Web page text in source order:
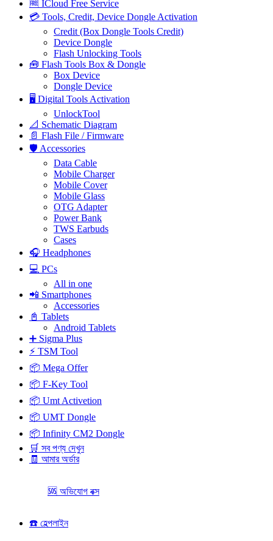
🆓 ICloud Free Service
💳 Tools, Credit, Device Dongle Activation
Credit (Box Dongle Tools Credit)
Device Dongle
Flash Unlocking Tools
🧰 Flash Tools Box & Dongle
Box Device
Dongle Device
🖥️ Digital Tools Activation
UnlockTool
📐 Schematic Diagram
📄 Flash File / Firmware
🛡️ Accessories
Data Cable
Mobile Charger
Mobile Cover
Mobile Glass
OTG Adapter
Power Bank
TWS Earbuds
Cases
🎧 Headphones
💻 PCs
All in one
📲 Smartphones
Accessories
📓 Tablets
Android Tablets
➕ Sigma Plus
⚡ TSM Tool
📦 Mega Offer
📦 F-Key Tool
📦 Umt Activetion
📦 UMT Dongle
📦 Infinity CM2 Dongle
🛒 সব পণ্য দেখুন
🧾 আমার অর্ডার
🆘 অভিযোগ বক্স
☎️ হেল্পলাইন